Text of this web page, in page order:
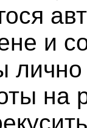
и
лично
на